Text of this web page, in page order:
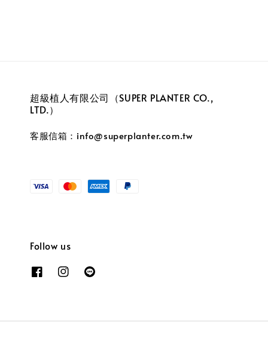
超級植人有限公司（SUPER PLANTER CO.,
LTD.）
客服信箱：info@superplanter.com.tw
Follow us